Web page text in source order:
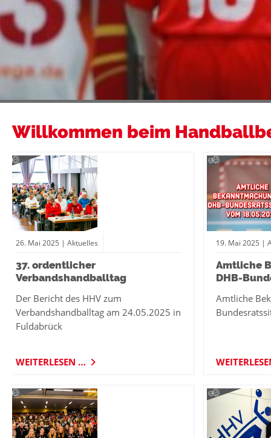
Willkommen beim
26. Mai 2025 | Aktuelles
37. ordentlicher
Verbandshandballtag
Der Bericht des HHV zum
Verbandshandballtag am 24.05.2025 in
Fuldabrück
WEITERLESEN …
19. Mai 2025 |
Amtliche
DHB-
Amtliche